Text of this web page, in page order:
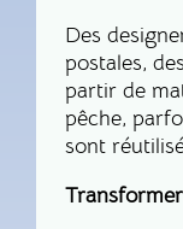
Des
postales,
partir de
pêche,
sont